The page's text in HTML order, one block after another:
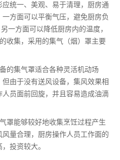
统一、美观、易于清理，厨房通
方面可以平衡气压，避免厨房负
一方面可以降低厨房内的温度，
收集，采用的集气（烟）罩主要
的集气罩适合各种灵活机动场
由于没有送风设备，集风效果相
员面前回旋，并且容易造成油滴
罩能够较好地收集烹饪过程产生
量合理，厨房操作人员工作面的
投资较大。